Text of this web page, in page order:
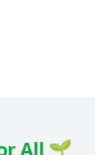
All 🌱